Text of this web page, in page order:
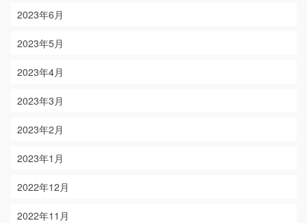
2023年6月
2023年5月
2023年4月
2023年3月
2023年2月
2023年1月
2022年12月
2022年11月